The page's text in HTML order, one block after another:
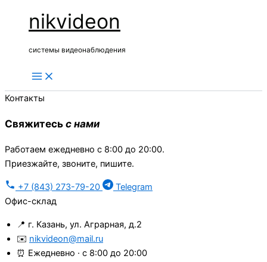
nikvideon
системы видеонаблюдения
Контакты
Свяжитесьс нами
Работаем ежедневно с 8:00 до 20:00.
Приезжайте, звоните, пишите.
+7 (843) 273-79-20
Telegram
Офис-склад
📍 г. Казань, ул. Аграрная, д.2
✉️ nikvideon@mail.ru
⏰ Ежедневно · с 8:00 до 20:00